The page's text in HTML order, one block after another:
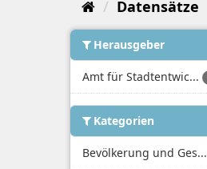
Datensätze
Herausgeber
Amt für Stadtentwic...
Kategorien
Bevölkerung und Ges...